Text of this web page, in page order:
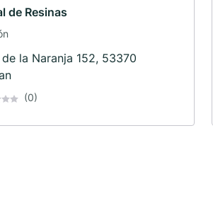
de Resinas
la Naranja 152, 53370
(0)